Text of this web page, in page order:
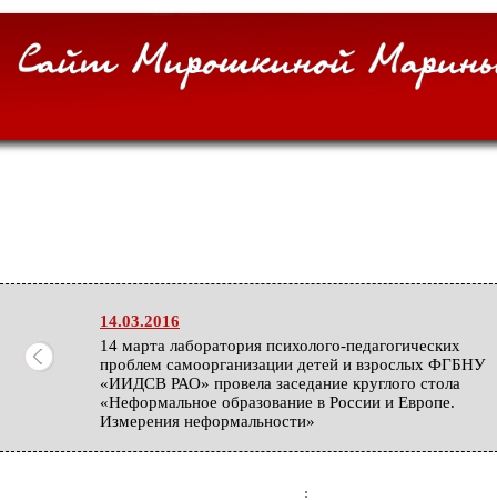
14.03.2016
14 марта лаборатория психолого-педагогических
проблем самоорганизации детей и взрослых ФГБНУ
«ИИДСВ РАО» провела заседание круглого стола
«Неформальное образование в России и Европе.
Измерения неформальности»